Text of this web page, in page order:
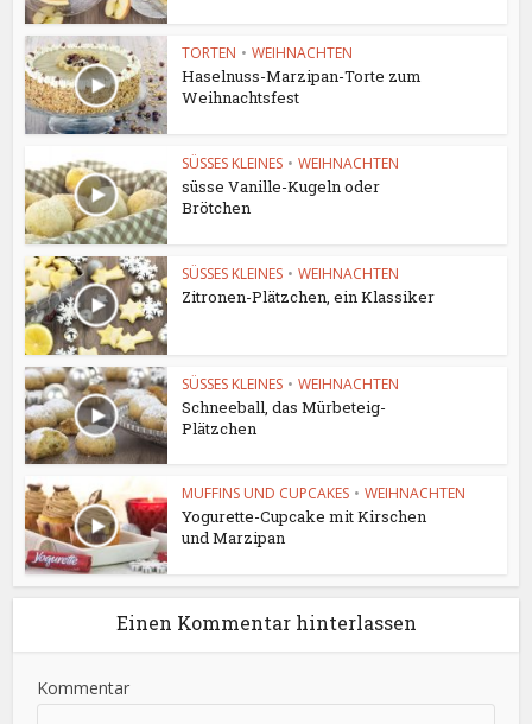
TORTEN • WEIHNACHTEN
Haselnuss-Marzipan-Torte zum
Weihnachtsfest
SÜSSES KLEINES • WEIHNACHTEN
süsse Vanille-Kugeln oder
Brötchen
SÜSSES KLEINES • WEIHNACHTEN
Zitronen-Plätzchen, ein Klassiker
SÜSSES KLEINES • WEIHNACHTEN
Schneeball, das Mürbeteig-
Plätzchen
MUFFINS UND CUPCAKES • WEIHNACHTEN
Yogurette-Cupcake mit Kirschen
und Marzipan
Einen Kommentar hinterlassen
Kommentar